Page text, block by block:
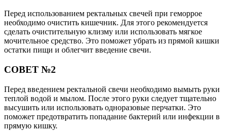
Перед использованием ректальных свечей при геморрое
необходимо очистить кишечник. Для этого рекомендуется
сделать очистительную клизму или использовать мягкое
мочительное средство. Это поможет убрать из прямой кишки
остатки пищи и облегчит введение свечи.
СОВЕТ №2
Перед введением ректальной свечи необходимо вымыть руки
теплой водой и мылом. После этого руки следует тщательно
высушить или использовать одноразовые перчатки. Это
поможет предотвратить попадание бактерий или инфекции в
прямую кишку.